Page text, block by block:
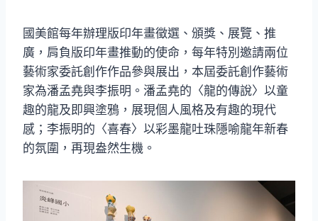
國美館每年辦理版印年畫徵選、頒獎、展覽、推
廣，肩負版印年畫推動的使命，每年特別邀請兩位
藝術家委託創作作品參與展出，本屆委託創作藝術
家為潘孟堯與李振明。潘孟堯的〈龍的傳說〉以童
趣的龍及即興塗鴉，展現個人風格及有趣的現代
感；李振明的〈喜春〉以彩墨龍吐珠隱喻龍年新春
的氛圍，再現盎然生機。